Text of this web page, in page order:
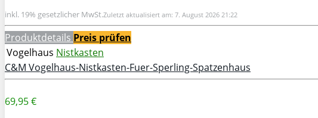
inkl. 19% gesetzlicher MwSt.Zuletzt aktualisiert am: 7. August 2026 21:22
Produktdetails Preis prüfen
Vogelhaus Nistkasten
C&M Vogelhaus-Nistkasten-Fuer-Sperling-Spatzenhaus
69,95 €